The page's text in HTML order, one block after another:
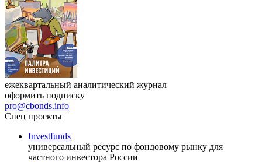
ЖурналCbonds Review
оформить подписку
pro@cbonds.info
Спец проекты